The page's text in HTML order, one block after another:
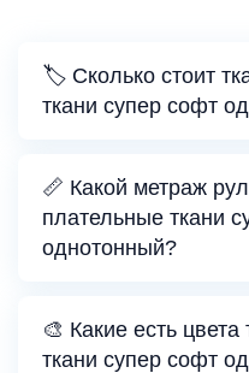
🏷️ Сколько стоит
ткани супер софт
📏 Какой метраж
плательные ткани
однотонный?
🎨 Какие есть
ткани супер софт